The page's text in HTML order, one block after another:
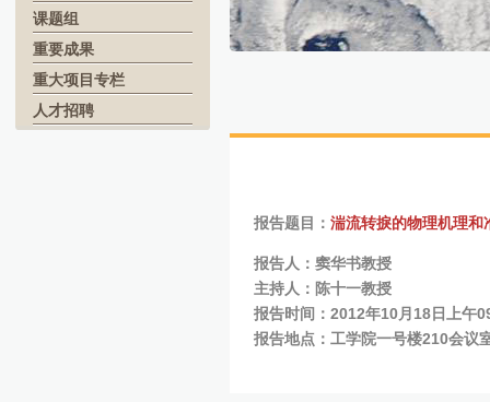
课题组
重要成果
重大项目专栏
人才招聘
报告题目： 湍流转捩的物理机理和
报告人：窦华书教授
主持人：陈十一教授
报告时间：2012年10月18日上午
报告地点：工学院一号楼210会议